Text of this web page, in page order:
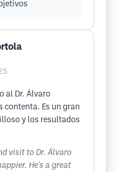
al Dr. Álvaro
contenta. Es un gran
y los resultados
visit to Dr. Álvaro
He's a great